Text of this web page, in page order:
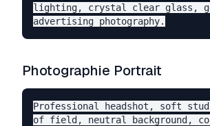
lighting, crystal clear glass,
Photographie Portrait
Professional headshot, soft
of field, neutral background,